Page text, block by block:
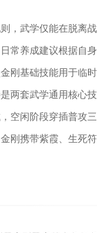
，武学仅能在脱离
常养成建议根据自
刚基础技能用于临
两套武学通用核心
空闲阶段穿插普攻
刚携带紫霞、生死